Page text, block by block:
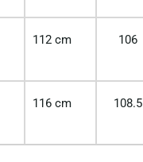
112 cm 106
116 cm 108.5